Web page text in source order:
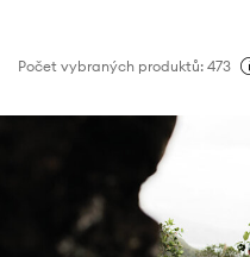
Počet vybraných produktů: 473